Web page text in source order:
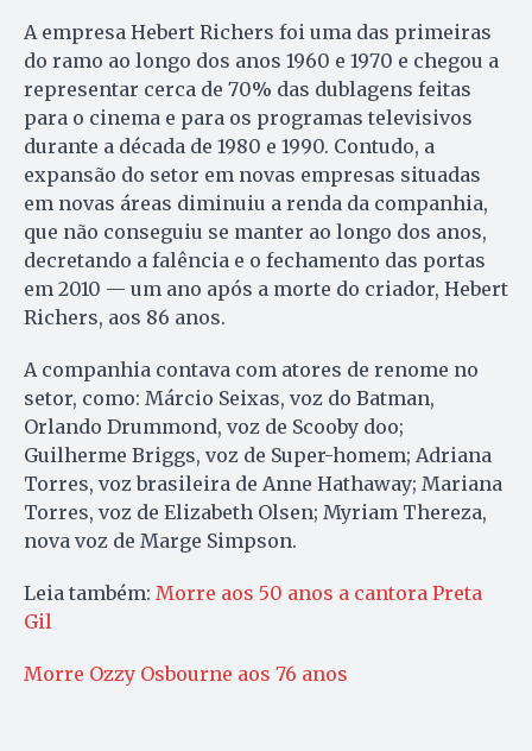
A empresa Hebert Richers foi uma das primeiras
do ramo ao longo dos anos 1960 e 1970 e chegou a
representar cerca de 70% das dublagens feitas
para o cinema e para os programas televisivos
durante a década de 1980 e 1990. Contudo, a
expansão do setor em novas empresas situadas
em novas áreas diminuiu a renda da companhia,
que não conseguiu se manter ao longo dos anos,
decretando a falência e o fechamento das portas
em 2010 — um ano após a morte do criador, Hebert
Richers, aos 86 anos.
A companhia contava com atores de renome no
setor, como: Márcio Seixas, voz do Batman,
Orlando Drummond, voz de Scooby doo;
Guilherme Briggs, voz de Super-homem; Adriana
Torres, voz brasileira de Anne Hathaway; Mariana
Torres, voz de Elizabeth Olsen; Myriam Thereza,
nova voz de Marge Simpson.
Leia também: Morre aos 50 anos a cantora Preta
Gil
Morre Ozzy Osbourne aos 76 anos